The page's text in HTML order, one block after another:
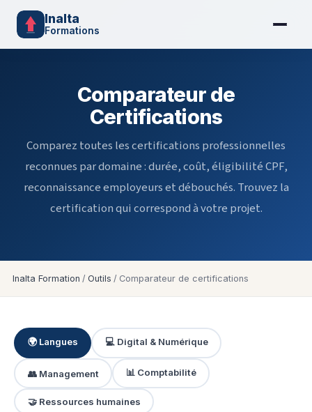
Inalta
Formations
Comparateur de
Certifications
Comparez toutes les certifications professionnelles
reconnues par domaine : durée, coût, éligibilité CPF,
reconnaissance employeurs et débouchés. Trouvez la
certification qui correspond à votre projet.
Inalta Formation / Outils / Comparateur de certifications
🌍 Langues 💻 Digital & Numérique
👥 Management 📊 Comptabilité
🤝 Ressources humaines